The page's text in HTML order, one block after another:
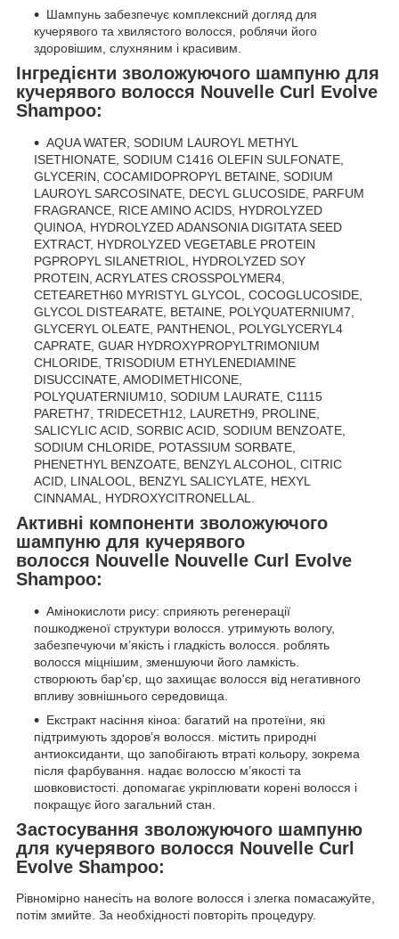
Шампунь забезпечує комплексний догляд для
кучерявого та хвилястого волосся, роблячи його
здоровішим, слухняним і красивим.
Інгредієнти зволожуючого шампуню для
кучерявого волосся Nouvelle Curl Evolve
Shampoo:
AQUA WATER, SODIUM LAUROYL METHYL
ISETHIONATE, SODIUM C1416 OLEFIN SULFONATE,
GLYCERIN, COCAMIDOPROPYL BETAINE, SODIUM
LAUROYL SARCOSINATE, DECYL GLUCOSIDE, PARFUM
FRAGRANCE, RICE AMINO ACIDS, HYDROLYZED
QUINOA, HYDROLYZED ADANSONIA DIGITATA SEED
EXTRACT, HYDROLYZED VEGETABLE PROTEIN
PGPROPYL SILANETRIOL, HYDROLYZED SOY
PROTEIN, ACRYLATES CROSSPOLYMER4,
CETEARETH60 MYRISTYL GLYCOL, COCOGLUCOSIDE,
GLYCOL DISTEARATE, BETAINE, POLYQUATERNIUM7,
GLYCERYL OLEATE, PANTHENOL, POLYGLYCERYL4
CAPRATE, GUAR HYDROXYPROPYLTRIMONIUM
CHLORIDE, TRISODIUM ETHYLENEDIAMINE
DISUCCINATE, AMODIMETHICONE,
POLYQUATERNIUM10, SODIUM LAURATE, C1115
PARETH7, TRIDECETH12, LAURETH9, PROLINE,
SALICYLIC ACID, SORBIC ACID, SODIUM BENZOATE,
SODIUM CHLORIDE, POTASSIUM SORBATE,
PHENETHYL BENZOATE, BENZYL ALCOHOL, CITRIC
ACID, LINALOOL, BENZYL SALICYLATE, HEXYL
CINNAMAL, HYDROXYCITRONELLAL.
Активні компоненти зволожуючого
шампуню для кучерявого
волосся Nouvelle Nouvelle Curl Evolve
Shampoo:
Амінокислоти рису: сприяють регенерації
пошкодженої структури волосся. утримують вологу,
забезпечуючи м’якість і гладкість волосся. роблять
волосся міцнішим, зменшуючи його ламкість.
створюють бар'єр, що захищає волосся від негативного
впливу зовнішнього середовища.
Екстракт насіння кіноа: багатий на протеїни, які
підтримують здоров’я волосся. містить природні
антиоксиданти, що запобігають втраті кольору, зокрема
після фарбування. надає волоссю м’якості та
шовковистості. допомагає укріплювати корені волосся і
покращує його загальний стан.
Застосування зволожуючого шампуню
для кучерявого волосся Nouvelle Curl
Evolve Shampoo:
Рівномірно нанесіть на вологе волосся і злегка помасажуйте,
потім змийте. За необхідності повторіть процедуру.